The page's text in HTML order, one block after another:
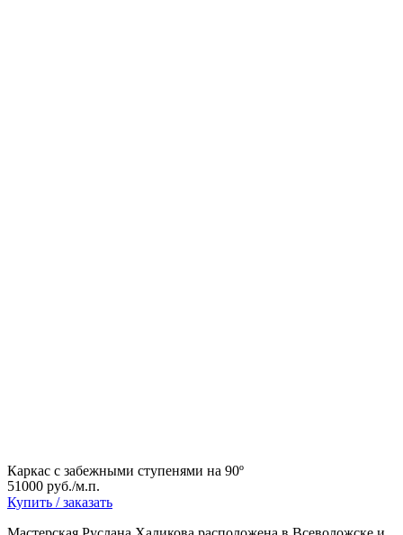
Каркас с забежными ступенями на 90º
51000 руб./м.п.
Купить / заказать